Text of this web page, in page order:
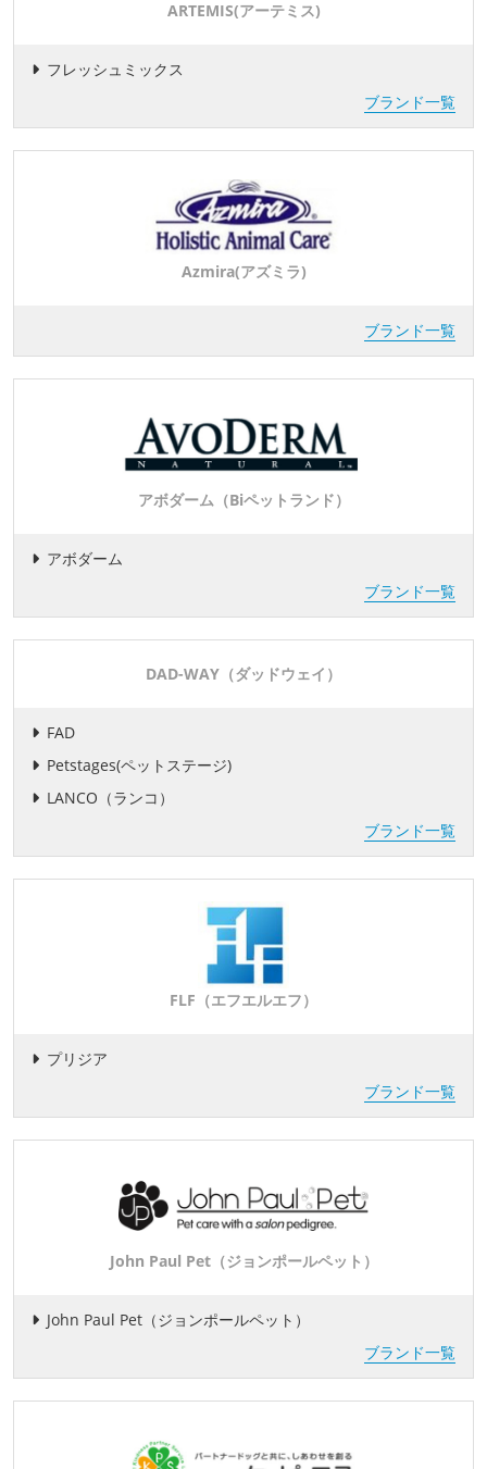
ARTEMIS(アーテミス)
フレッシュミックス
ブランド一覧
Azmira(アズミラ)
ブランド一覧
アボダーム（Biペットランド）
アボダーム
ブランド一覧
DAD-WAY（ダッドウェイ）
FAD
Petstages(ペットステージ)
LANCO（ランコ）
ブランド一覧
FLF（エフエルエフ）
プリジア
ブランド一覧
John Paul Pet（ジョンポールペット）
John Paul Pet（ジョンポールペット）
ブランド一覧